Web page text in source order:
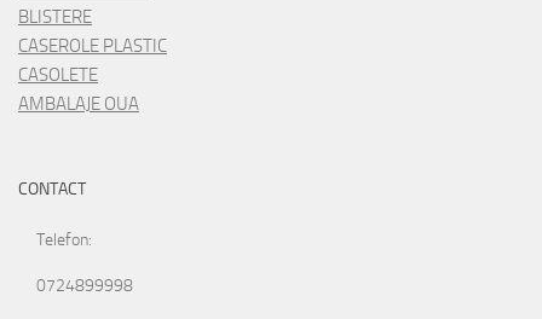
BLISTERE
CASEROLE PLASTIC
CASOLETE
AMBALAJE OUA
CONTACT
Telefon:
0724899998